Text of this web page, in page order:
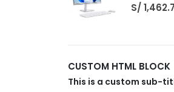
S/
CUSTOM HTML BLOCK
This is a custom sub-